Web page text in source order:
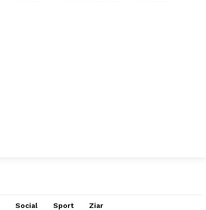
Social Sport Ziar